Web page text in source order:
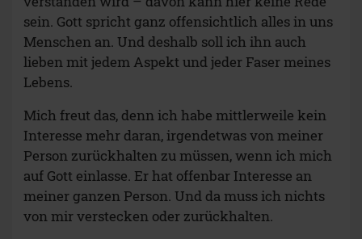
sein. Gott spricht ganz offensichtlich alles in uns
Menschen an. Und deshalb soll ich ihn auch
lieben mit jedem Aspekt und jeder Faser meines
Lebens.
Mich freut das, denn ich habe mittlerweile kein
Interesse mehr daran, irgendetwas von meiner
Person zurückhalten zu müssen, wenn ich mich
auf Gott einlasse. Er hat offenbar Interesse an
meiner ganzen Person. Und da muss ich nichts
von mir verstecken oder zurückhalten.